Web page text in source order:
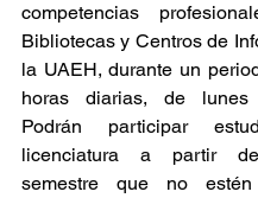
competencias
Bibliotecas y Centros de
la UAEH, durante un
horas diarias, de
Podrán participar
licenciatura a partir
semestre que no estén